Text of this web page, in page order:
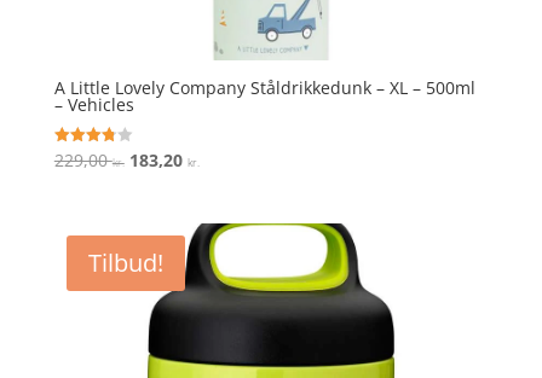
A Little Lovely Company Ståldrikkedunk – XL – 500ml
– Vehicles
Vurderet
3.8
229,00kr. Den
var:
229,00 kr..
183,20 kr.
er:
183,20 kr..
Tilbud!